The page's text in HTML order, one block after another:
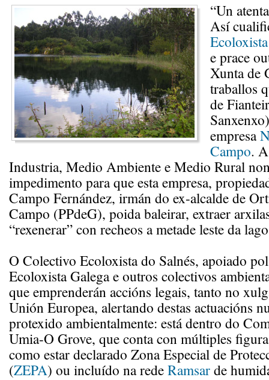
“Un
Así
e prace
Xunta de
traballos
de
empresa
Campo.
Industria, Medio Ambiente e Medio Rural
impedimento para que esta empresa,
Campo Fernández, irmán do ex-alcalde de
Campo (PPdeG), poida baleirar, extraer
“rexenerar” con recheos a metade leste da
O Colectivo Ecoloxista do Salnés, apoiado
Ecoloxista Galega e outros colectivos
que emprenderán accións legais, tanto no
Unión Europea, alertando destas actuacións
protexido ambientalmente: está dentro do
Umia-O Grove, que conta con múltiples
como estar declarado Zona Especial de
(ZEPA) ou incluído na redeRamsarde